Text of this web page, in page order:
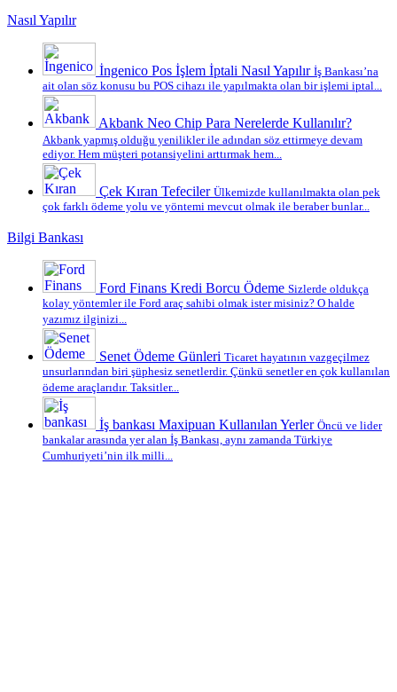
Nasıl Yapılır
İngenico Pos İşlem İptali Nasıl Yapılır İş Bankası’na
ait olan söz konusu bu POS cihazı ile yapılmakta olan bir işlemi iptal...
Akbank Neo Chip Para Nerelerde Kullanılır?
Akbank yapmış olduğu yenilikler ile adından söz ettirmeye devam
ediyor. Hem müşteri potansiyelini arttırmak hem...
Çek Kıran Tefeciler Ülkemizde kullanılmakta olan pek
çok farklı ödeme yolu ve yöntemi mevcut olmak ile beraber bunlar...
Bilgi Bankası
Ford Finans Kredi Borcu Ödeme Sizlerde oldukça
kolay yöntemler ile Ford araç sahibi olmak ister misiniz? O halde
yazımız ilginizi...
Senet Ödeme Günleri Ticaret hayatının vazgeçilmez
unsurlarından biri şüphesiz senetlerdir. Çünkü senetler en çok kullanılan
ödeme araçlarıdır. Taksitler...
İş bankası Maxipuan Kullanılan Yerler Öncü ve lider
bankalar arasında yer alan İş Bankası, aynı zamanda Türkiye
Cumhuriyeti’nin ilk milli...